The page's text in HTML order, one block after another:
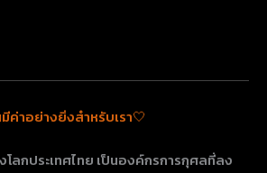
าอย่างยิ่งสำหรับเรา🤍
ลกประเทศไทย เป็นองค์กรการกุศลที่ลง